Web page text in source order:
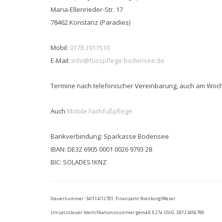
Maria-Ellenrieder-Str. 17
78462 Konstanz (Paradies)
Mobil: 0178 3911510
E-Mail: info@fusspflege-bodensee.de
Termine nach telefonischer Vereinbarung, auch am
Auch Mobile Fachfußpflege
Bankverbindung: Sparkasse Bodensee
IBAN: DE32 6905 0001 0026 9793 28
BIC: SOLADES1KNZ
Steuernummer: 34/114/12781, Finanzamt Nienburg/Weser
Umsatzsteuer-Identifikationsnummer gemäß § 27a UStG: DE123456789